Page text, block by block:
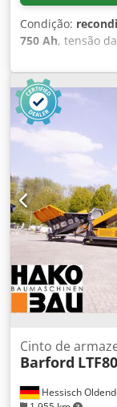
Condição:
750 Ah, tensão
Bateria de
80V 6PZS 750AH
sistema
REMA 320
mediante
Capacidade:
será fornecido na
Dimensões:
Altura 627 mm
seguintes
7FBMF35 Crown
tamanhos de
Transporte
Hessisch
Cinto de
Barford LTF80